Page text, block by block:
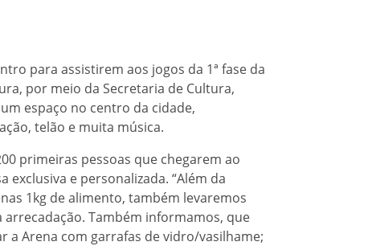
para assistirem aos jogos da 1ª fase da
por meio da Secretaria de Cultura,
espaço no centro da cidade,
telão e muita música.
primeiras pessoas que chegarem ao
e personalizada. “Além da
1kg de alimento, também levaremos
Também informamos, que
a Arena com garrafas de vidro/vasilhame;